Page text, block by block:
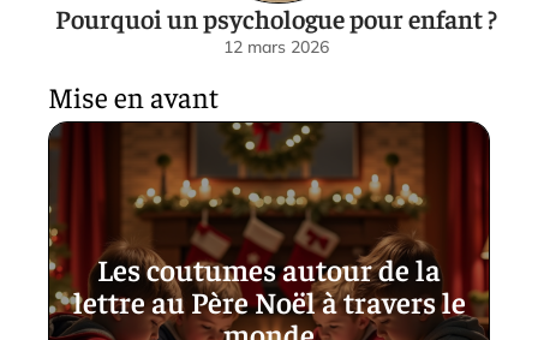
Pourquoi un psychologue pour enfant ?
12 mars 2026
Mise en avant
Les coutumes autour de la
lettre au Père Noël à travers le